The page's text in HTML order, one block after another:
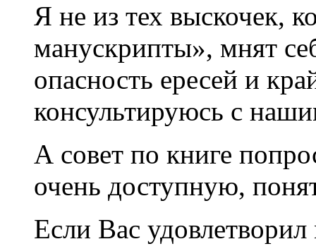
Я не из тех выскочек,
манускрипты», мнят
опасность ересей и
консультируюсь с
А совет по книге
очень доступную,
Если Вас